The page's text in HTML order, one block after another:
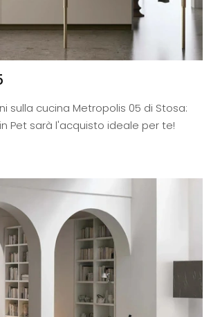
sulla cucina Metropolis 05 di Stosa:
Pet sarà l'acquisto ideale per te!